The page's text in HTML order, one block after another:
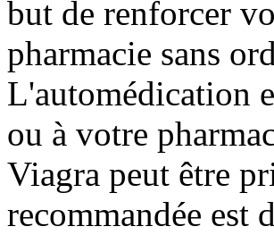
but de renforcer
pharmacie sans
L'automédication
ou à votre
Viagra peut être
recommandée est